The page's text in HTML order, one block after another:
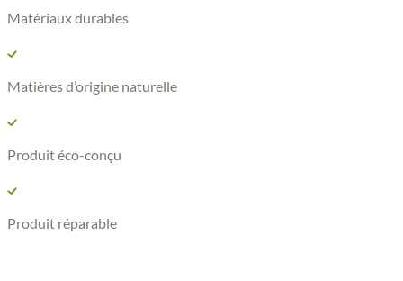
manches
chaud
nuit
OGARUN
Matériaux durables
Matières d’origine naturelle
Produit éco-conçu
Produit réparable